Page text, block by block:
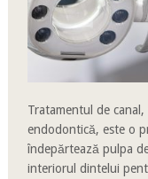
Tratamentul de
endodontică, este o
îndepărtează pulpa
interiorul dintelui